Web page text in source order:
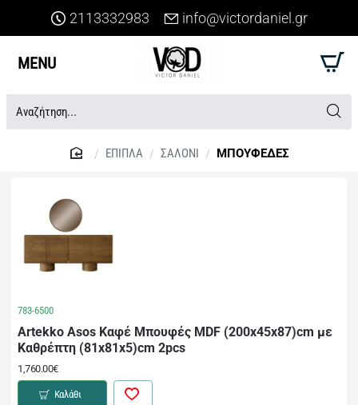
2113332983 info@victordaniel.gr
Αναζήτηση...
ΕΠΙΠΛΑ ΣΑΛΟΝΙ ΜΠΟΥΦΕΔΕΣ
783-6500
Artekko Asos Καφέ Μπουφές MDF (200x45x87)cm με
Καθρέπτη (81x81x5)cm 2pcs
1,760.00€
Καλάθι